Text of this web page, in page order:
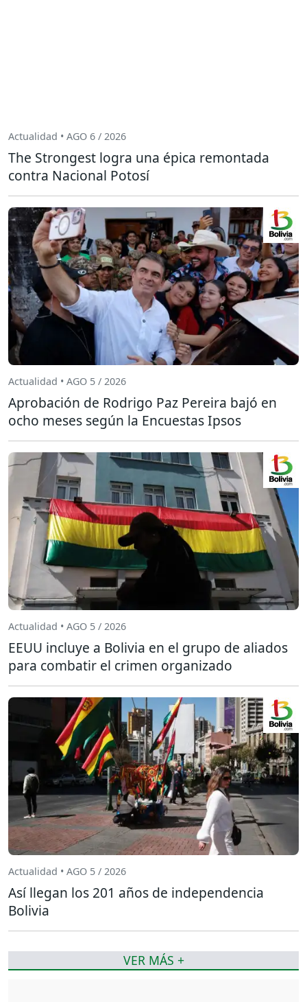
Actualidad • AGO 6 / 2026
The Strongest logra una épica remontada
contra Nacional Potosí
Actualidad • AGO 5 / 2026
Aprobación de Rodrigo Paz Pereira bajó en
ocho meses según la Encuestas Ipsos
Actualidad • AGO 5 / 2026
EEUU incluye a Bolivia en el grupo de aliados
para combatir el crimen organizado
Actualidad • AGO 5 / 2026
Así llegan los 201 años de independencia
Bolivia
VER MÁS +